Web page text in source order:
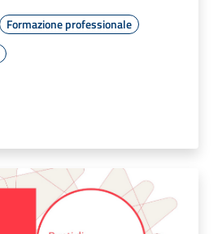
Formazione professionale